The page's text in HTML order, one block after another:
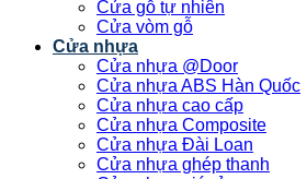
Cửa gỗ tự nhiên
Cửa vòm gỗ
Cửa nhựa
Cửa nhựa @Door
Cửa nhựa ABS Hàn Quốc
Cửa nhựa cao cấp
Cửa nhựa Composite
Cửa nhựa Đài Loan
Cửa nhựa ghép thanh